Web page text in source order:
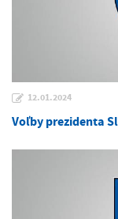
12.01.2024
Voľby prezidenta